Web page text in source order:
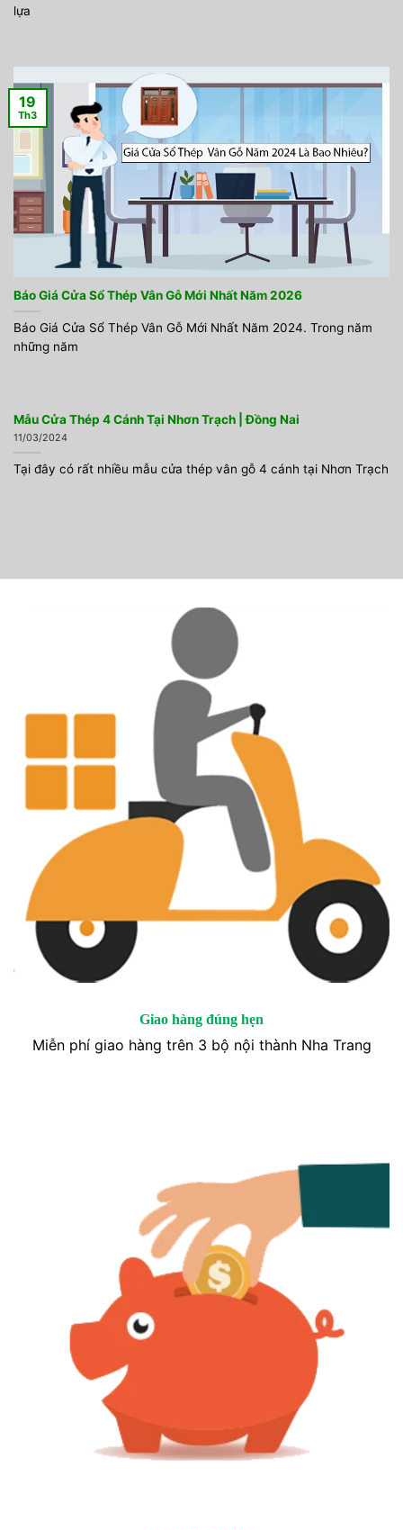
lựa
Báo Giá Cửa Sổ Thép Vân Gỗ Mới Nhất Năm 2026
Báo Giá Cửa Sổ Thép Vân Gỗ Mới Nhất Năm 2024. Trong năm
những năm
19
Th3
Mẫu Cửa Thép 4 Cánh Tại Nhơn Trạch | Đồng Nai
11/03/2024
Tại đây có rất nhiều mẫu cửa thép vân gỗ 4 cánh tại Nhơn Trạch
Giao hàng đúng hẹn
Miễn phí giao hàng trên 3 bộ nội thành Nha Trang